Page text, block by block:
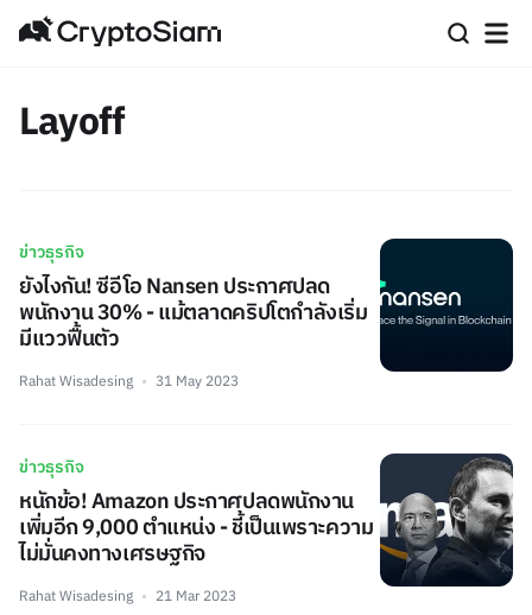
Layoff
ข่าวธุรกิจ
ยังไงกัน! ซีอีโอ Nansen ประกาศปลด
พนักงาน 30% - แม้ตลาดคริปโตกำลังเริ่ม
มีแววฟื้นตัว
Rahat Wisadesing 31 May 2023
ข่าวธุรกิจ
หนักข้อ! Amazon ประกาศปลดพนักงาน
เพิ่มอีก 9,000 ตำแหน่ง - ชี้เป็นเพราะความ
ไม่มั่นคงทางเศรษฐกิจ
Rahat Wisadesing 21 Mar 2023